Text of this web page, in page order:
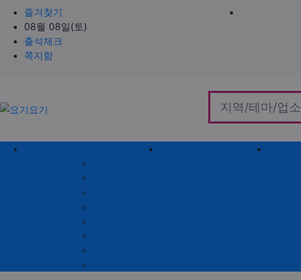
즐겨찾기
08월 08일(토)
출석체크
쪽지함
홈으로